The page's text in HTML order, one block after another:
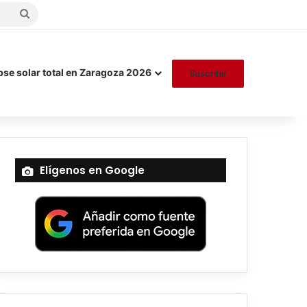
Buscar
solar total en Zaragoza 2026 Suscribir
Elígenos en Google